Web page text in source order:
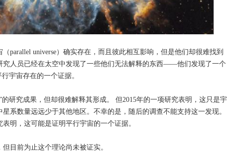
parallel universe）确实存在，而且彼此相互影响，但是他们却很难找到
究人员已经在太空中发现了一些他们无法解释的东西――他们发现了一个
宇宙存在的一个证据。
研究成果，但却很难解释其形成。 但2015年的一项研究表明，这只是宇
系数量远远少于其他地区。不幸的是，随后的调查不能支持这一发现。
明，这可能是证明平行宇宙的一个证据。
目前为止这个理论尚未被证实。